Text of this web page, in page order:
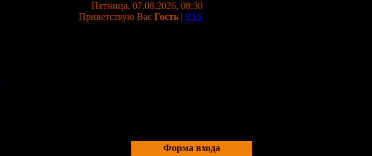
Пятница, 07.08.2026, 08:30
Приветствую Вас Гость | RSS
Форма входа